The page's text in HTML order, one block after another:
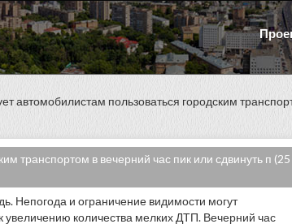
автомобилистам пользоваться городским
транспортом в вечерний час пик или сдвинуть п (25
Непогода и ограничение видимости могут
увеличению количества мелких ДТП. Вечерний час